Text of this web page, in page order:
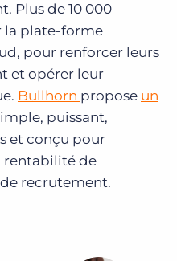
Plus de 10 000
la plate-forme
pour renforcer leurs
et opérer leur
Bullhorn propose un
puissant,
et conçu pour
rentabilité de
recrutement.